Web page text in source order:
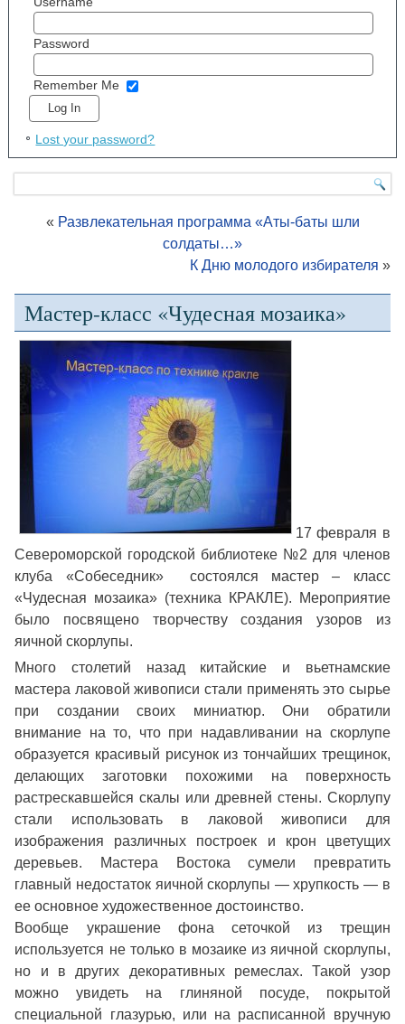
Password
Remember Me
Lost your password?
« Развлекательная программа «Аты-баты шли
солдаты…»
К Дню молодого избирателя »
Мастер-класс «Чудесная мозаика»
17 февраля в
Североморской городской библиотеке №2 для членов
клуба «Собеседник» состоялся мастер – класс
«Чудесная мозаика» (техника КРАКЛЕ). Мероприятие
было посвящено творчеству создания узоров из
яичной скорлупы.
Много столетий назад китайские и вьетнамские
мастера лаковой живописи стали применять это сырье
при создании своих миниатюр. Они обратили
внимание на то, что при надавливании на скорлупе
образуется красивый рисунок из тончайших трещинок,
делающих заготовки похожими на поверхность
растрескавшейся скалы или древней стены. Скорлупу
стали использовать в лаковой живописи для
изображения различных построек и крон цветущих
деревьев. Мастера Востока сумели превратить
главный недостаток яичной скорлупы — хрупкость — в
ее основное художественное достоинство.
Вообще украшение фона сеточкой из трещин
используется не только в мозаике из яичной скорлупы,
но и в других декоративных ремеслах. Такой узор
можно увидеть на глиняной посуде, покрытой
специальной глазурью, или на расписанной вручную